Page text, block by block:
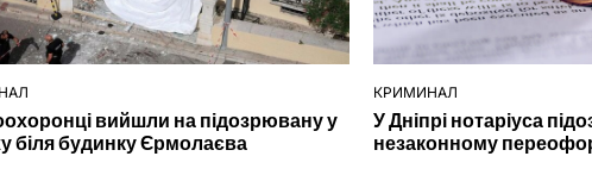
вийшли на підозрювану у
біля будинку Єрмолаєва
ОПУБЛІКУВАТИ
У
КРИМИНАЛ
У Дніпрі нотаріуса
незаконному